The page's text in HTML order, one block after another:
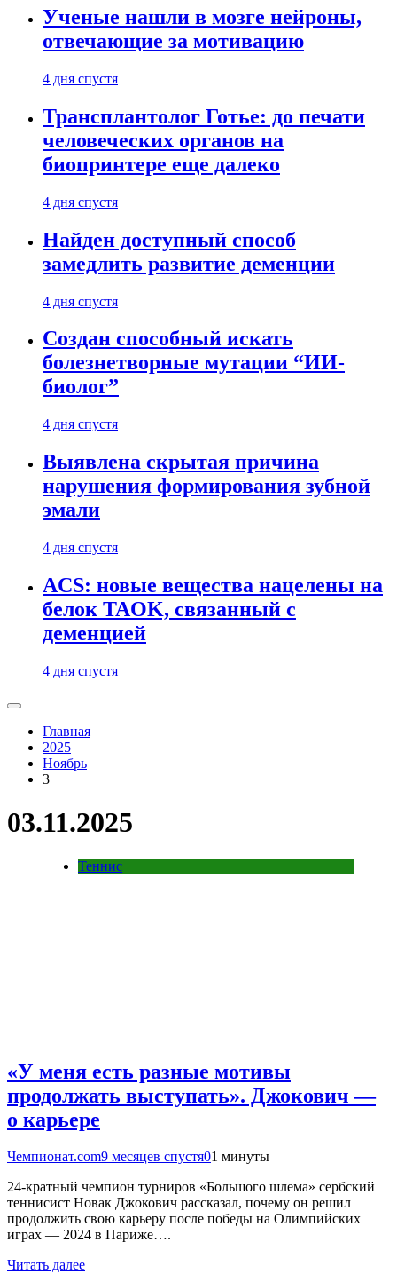
Ученые нашли в мозге нейроны,
отвечающие за мотивацию
4 дня спустя
Трансплантолог Готье: до печати
человеческих органов на
биопринтере еще далеко
4 дня спустя
Найден доступный способ
замедлить развитие деменции
4 дня спустя
Создан способный искать
болезнетворные мутации “ИИ-
биолог”
4 дня спустя
Выявлена скрытая причина
нарушения формирования зубной
эмали
4 дня спустя
ACS: новые вещества нацелены на
белок TAOK, связанный с
деменцией
4 дня спустя
Главная
2025
Ноябрь
3
03.11.2025
Теннис
«У меня есть разные мотивы
продолжать выступать». Джокович —
о карьере
Чемпионат.com9 месяцев спустя01 минуты
24-кратный чемпион турниров «Большого шлема» сербский
теннисист Новак Джокович рассказал, почему он решил
продолжить свою карьеру после победы на Олимпийских
играх — 2024 в Париже….
Читать далее